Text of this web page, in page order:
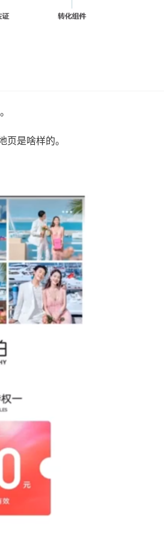
是啥样的。